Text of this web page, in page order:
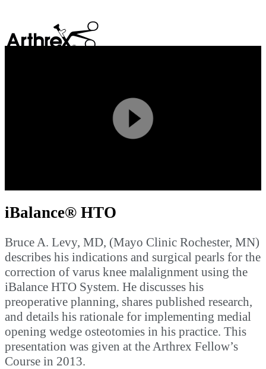
Play
Video
iBalance® HTO
Bruce A. Levy, MD, (Mayo Clinic Rochester, MN)
describes his indications and surgical pearls for the
correction of varus knee malalignment using the
iBalance HTO System. He discusses his
preoperative planning, shares published research,
and details his rationale for implementing medial
opening wedge osteotomies in his practice. This
presentation was given at the Arthrex Fellow’s
Course in 2013.